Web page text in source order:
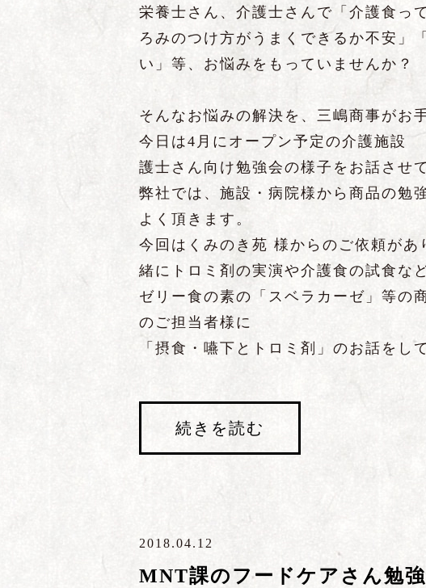
栄養士さん、介護士さんで「介護食っ
ろみのつけ方がうまくできるか不安」
い」等、お悩みをもっていませんか？
そんなお悩みの解決を、三嶋商事がお
今日は4月にオープン予定の介護施設
護士さん向け勉強会の様子をお話させ
弊社では、施設・病院様から商品の勉
よく頂きます。
今回はくみのき苑 様からのご依頼が
緒にトロミ剤の実演や介護食の試食な
ゼリー食の素の「スベラカーゼ」等の
のご担当者様に
「摂食・嚥下とトロミ剤」のお話をし
続きを読む
2018.04.12
MNT課のフードケアさん勉